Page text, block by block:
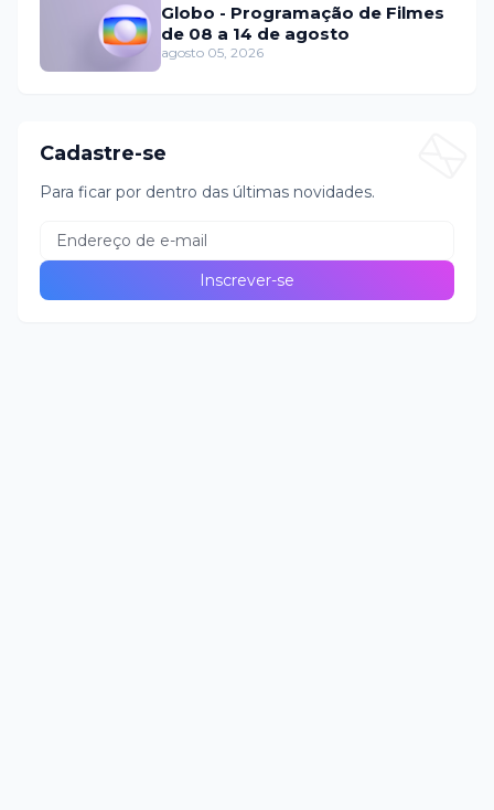
Globo - Programação de Filmes
de 08 a 14 de agosto
agosto 05, 2026
Cadastre-se
Para ficar por dentro das últimas novidades.